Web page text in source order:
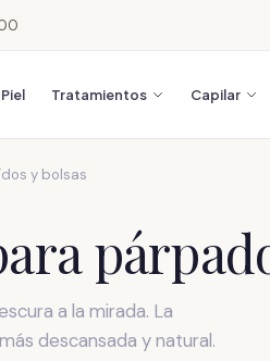
Tratamientos Capilar
y bolsas
a la mirada. La
descansada y natural.